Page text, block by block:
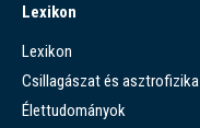
Lexikon
Lexikon
Csillagászat és asztrofizika
Élettudományok